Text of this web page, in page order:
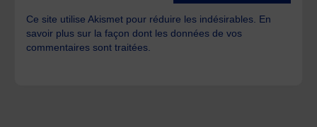
Ce site utilise Akismet pour réduire les indésirables. En
savoir plus sur la façon dont les données de vos
commentaires sont traitées.